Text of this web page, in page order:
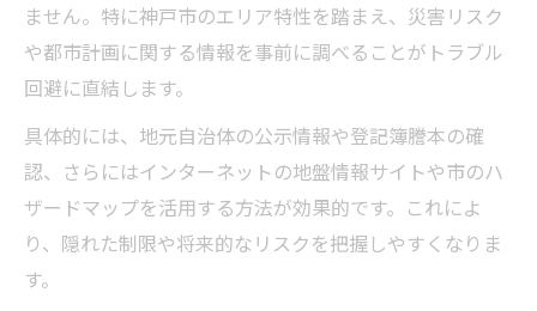
ません。特に神戸市のエリア特性を踏まえ、災害リスク
や都市計画に関する情報を事前に調べることがトラブル
回避に直結します。
具体的には、地元自治体の公示情報や登記簿謄本の確
認、さらにはインターネットの地盤情報サイトや市のハ
ザードマップを活用する方法が効果的です。これによ
り、隠れた制限や将来的なリスクを把握しやすくなりま
す。